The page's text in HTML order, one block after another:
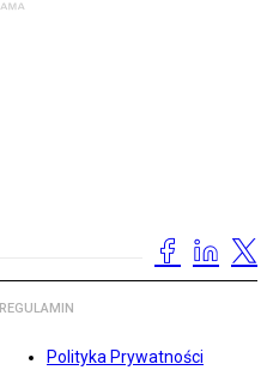
REGULAMIN
Polityka Prywatności